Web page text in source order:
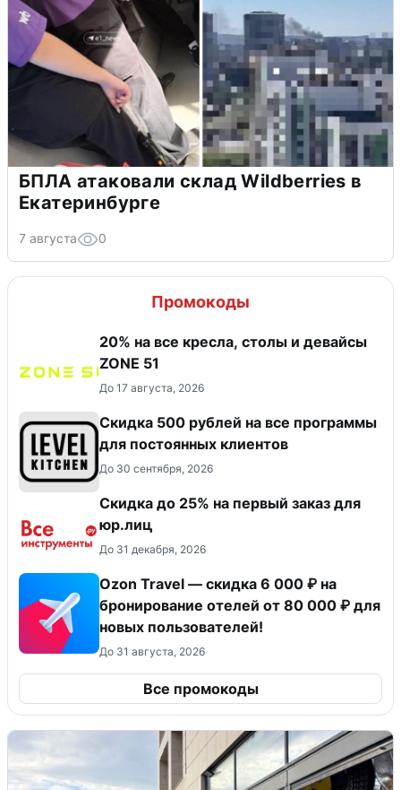
БПЛА атаковали склад Wildberries в
Екатеринбурге
7 августа 0
Промокоды
20% на все кресла, столы и девайсы
ZONE 51
До 17 августа, 2026
Скидка 500 рублей на все программы
для постоянных клиентов
До 30 сентября, 2026
Скидка до 25% на первый заказ для
юр.лиц
До 31 декабря, 2026
Ozon Travel — скидка 6 000 ₽ на
бронирование отелей от 80 000 ₽ для
новых пользователей!
До 31 августа, 2026
Все промокоды